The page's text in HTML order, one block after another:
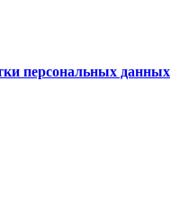
персональных данных